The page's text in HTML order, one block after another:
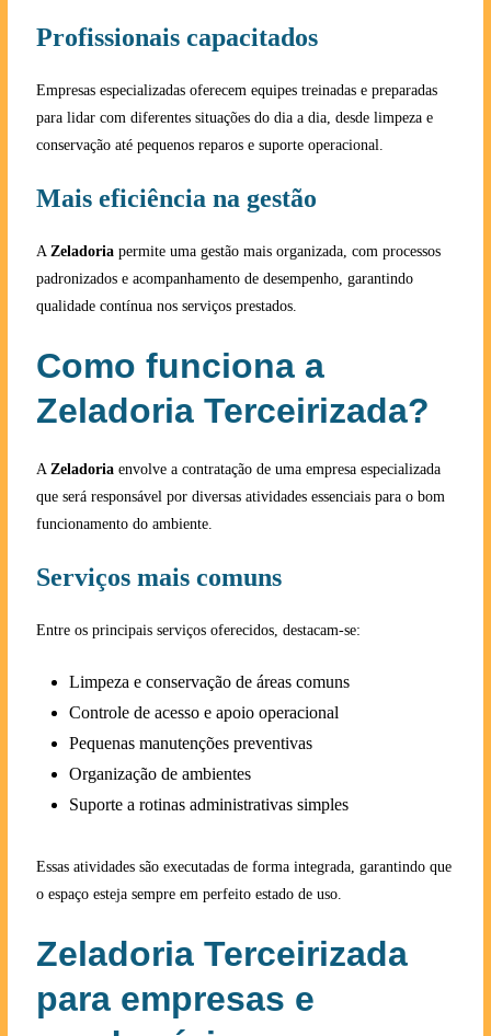
Profissionais capacitados
Empresas especializadas oferecem equipes treinadas e preparadas
para lidar com diferentes situações do dia a dia, desde limpeza e
conservação até pequenos reparos e suporte operacional.
Mais eficiência na gestão
A Zeladoria permite uma gestão mais organizada, com processos
padronizados e acompanhamento de desempenho, garantindo
qualidade contínua nos serviços prestados.
Como funciona a
Zeladoria Terceirizada?
A Zeladoria envolve a contratação de uma empresa especializada
que será responsável por diversas atividades essenciais para o bom
funcionamento do ambiente.
Serviços mais comuns
Entre os principais serviços oferecidos, destacam-se:
Limpeza e conservação de áreas comuns
Controle de acesso e apoio operacional
Pequenas manutenções preventivas
Organização de ambientes
Suporte a rotinas administrativas simples
Essas atividades são executadas de forma integrada, garantindo que
o espaço esteja sempre em perfeito estado de uso.
Zeladoria Terceirizada
para empresas e